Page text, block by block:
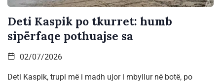
Deti Kaspik po tkurret: humb
sipërfaqe pothuajse sa
02/07/2026
Deti Kaspik, trupi më i madh ujor i mbyllur në botë, po